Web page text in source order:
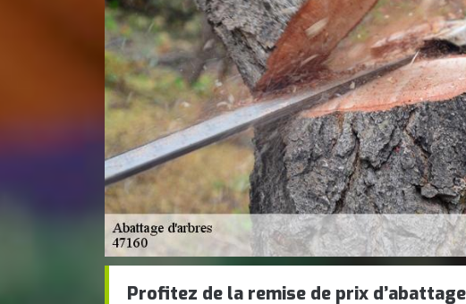
Profitez de la remise de prix